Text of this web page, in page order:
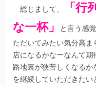
総じまして、
「
な一杯」
と言う感
ただいてみたい気分高ま
店になるかなーなんて
路地裏が狭苦しくなる
を継続していただきた